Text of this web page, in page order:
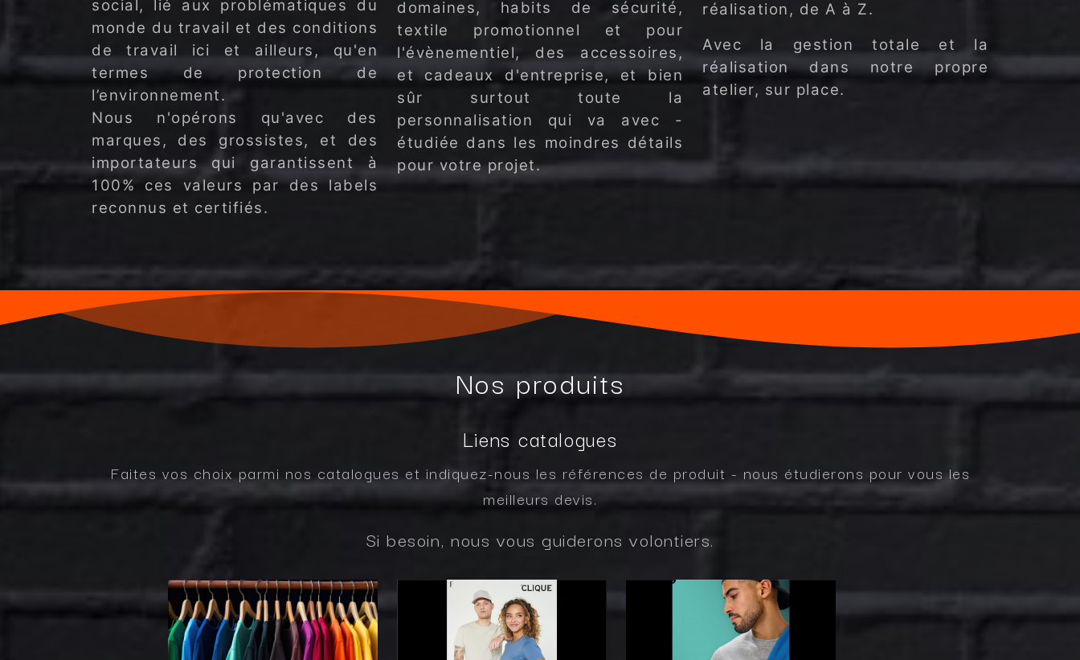
social, lié aux problématiques du
monde du travail et des conditions
de travail ici et ailleurs, qu'en
termes de protection de
l’environnement.
Nous n'opérons qu'avec des
marques, des grossistes, et des
importateurs qui garantissent à
100% ces valeurs par des labels
reconnus et certifiés.
domaines, habits de sécurité,
textile promotionnel et pour
l'évènementiel, des accessoires,
et cadeaux d'entreprise, et bien
sûr surtout toute la
personnalisation qui va avec -
étudiée dans les moindres détails
pour votre projet.
réalisation, de A à Z.
Avec la gestion totale et la
réalisation dans notre propre
atelier, sur place.
Nos produits
Liens catalogues
Faites vos choix parmi nos catalogues et indiquez-nous les références de produit - nous étudierons pour vous les
meilleurs devis.
Si besoin, nous vous guiderons volontiers.